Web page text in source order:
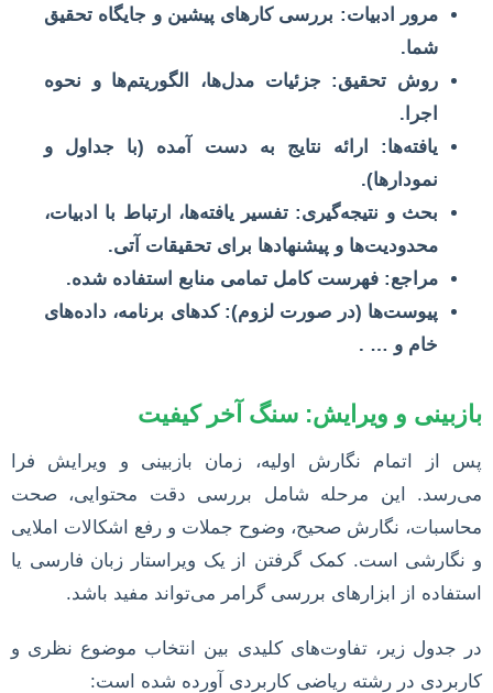
مرور ادبیات: بررسی کارهای پیشین و جایگاه تحقیق
شما.
روش تحقیق: جزئیات مدل‌ها، الگوریتم‌ها و نحوه
اجرا.
یافته‌ها: ارائه نتایج به دست آمده (با جداول و
نمودارها).
بحث و نتیجه‌گیری: تفسیر یافته‌ها، ارتباط با ادبیات،
محدودیت‌ها و پیشنهادها برای تحقیقات آتی.
مراجع: فهرست کامل تمامی منابع استفاده شده.
پیوست‌ها (در صورت لزوم): کدهای برنامه، داده‌های
خام و … .
بازبینی و ویرایش: سنگ آخر کیفیت
پس از اتمام نگارش اولیه، زمان بازبینی و ویرایش فرا
می‌رسد. این مرحله شامل بررسی دقت محتوایی، صحت
محاسبات، نگارش صحیح، وضوح جملات و رفع اشکالات املایی
و نگارشی است. کمک گرفتن از یک ویراستار زبان فارسی یا
استفاده از ابزارهای بررسی گرامر می‌تواند مفید باشد.
در جدول زیر، تفاوت‌های کلیدی بین انتخاب موضوع نظری و
کاربردی در رشته ریاضی کاربردی آورده شده است: